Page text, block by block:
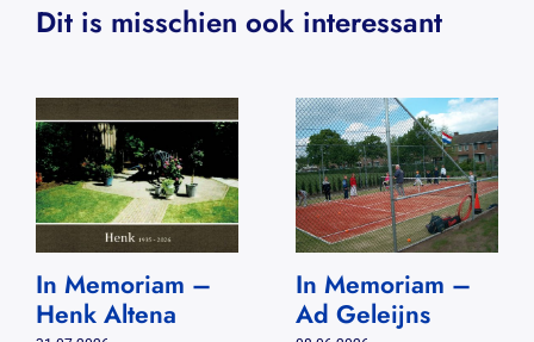
Dit is misschien ook interessant
In Memoriam –
Henk Altena
In Memoriam –
Ad Geleijns